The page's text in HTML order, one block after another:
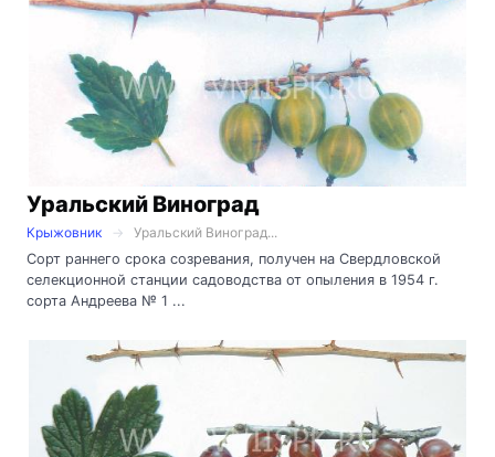
Уральский Виноград
Крыжовник
Уральский Виноград...
Сорт раннего срока созревания, получен на Свердловской
селекционной станции садоводства от опыления в 1954 г.
сорта Андреева № 1 ...